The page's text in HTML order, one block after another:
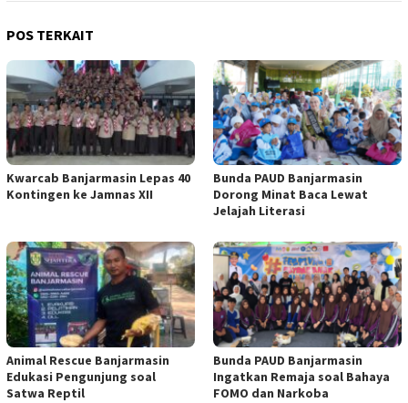
POS TERKAIT
Kwarcab Banjarmasin Lepas 40
Kontingen ke Jamnas XII
Bunda PAUD Banjarmasin
Dorong Minat Baca Lewat
Jelajah Literasi
Animal Rescue Banjarmasin
Edukasi Pengunjung soal
Satwa Reptil
Bunda PAUD Banjarmasin
Ingatkan Remaja soal Bahaya
FOMO dan Narkoba